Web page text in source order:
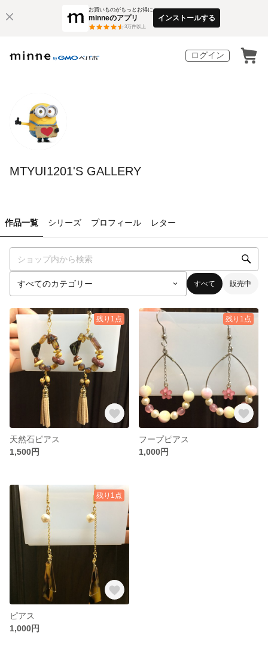
お買いものがもっとお得に
minneのアプリ
3万件以上
インストールする
ログイン
MTYUI1201'S GALLERY
作品一覧 シリーズ プロフィール レター
すべて 販売中
残り1点
天然石ピアス
1,500円
残り1点
フープピアス
1,000円
残り1点
ピアス
1,000円